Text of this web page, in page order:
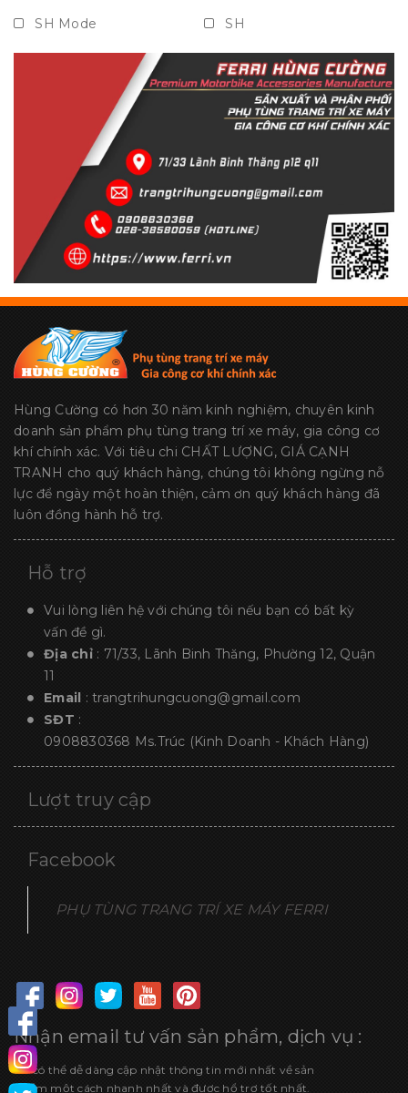
SH Mode SH
Vision Janus
NVX
Airblade
Xe số
Mọi dòng xe
Hùng Cường có hơn 30 năm kinh nghiệm, chuyên kinh
doanh sản phẩm phụ tùng trang trí xe máy, gia công cơ
khí chính xác. Với tiêu chi CHẤT LƯỢNG, GIÁ CẠNH
TRANH cho quý khách hàng, chúng tôi không ngừng nỗ
lực để ngày một hoàn thiện, cảm ơn quý khách hàng đã
luôn đồng hành hỗ trợ.
Hỗ trợ
Vui lòng liên hệ với chúng tôi nếu bạn có bất kỳ
vấn đề gì.
Địa chỉ : 71/33, Lãnh Binh Thăng, Phường 12, Quận
11
Email : trangtrihungcuong@gmail.com
SĐT :
0908830368 Ms.Trúc (Kinh Doanh - Khách Hàng)
Lượt truy cập
Facebook
PHỤ TÙNG TRANG TRÍ XE MÁY FERRI
Nhận email tư vấn sản phẩm, dịch vụ :
Để có thể dễ dàng cập nhật thông tin mới nhất về sản
phẩm một cách nhanh nhất và được hổ trợ tốt nhất.